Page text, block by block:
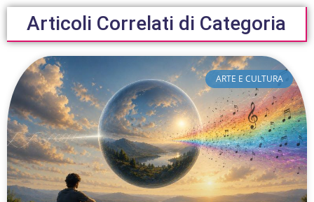
Articoli Correlati di Categoria
ARTE E CULTURA